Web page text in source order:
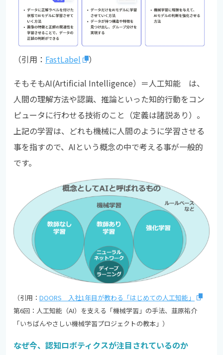
（引用： FastLabel
）
そもそもAI(Artificial Intelligence）＝人工知能 は、
人間の理解方法や認識、推論といった知的行動をコン
ピュータに行わせる技術のこと（定義は諸説あり）。
上記の学習は、どれも機械に人間のように学習させる
事を指すので、AIという概念の中で考える事が一般的
です。
（引用： DOORS 入社1年目が教わる「はじめての人工知能」
第6回：人工知能（AI）を支える「機械学習」の手法、韮原祐介
「いちばんやさしい機械学習プロジェクトの教本」）
なぜ今、認知ロボティクスが注目されているのか